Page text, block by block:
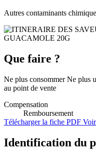
Autres contaminants
Que faire ?
Ne plus consommer Ne plus
au point de vente
Compensation
Remboursement
Télécharger la fiche PDF
Identification du